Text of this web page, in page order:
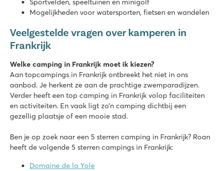
Sportvelden, speeltuinen en minigolf
Mogelijkheden voor watersporten, fietsen en wandelen
Veelgestelde vragen over kamperen in
Frankrijk
Welke camping in Frankrijk moet ik kiezen?
Aan topcampings in Frankrijk ontbreekt het niet in ons
aanbod. Je herkent ze aan de prachtige zwemparadijzen.
Verder heeft een top camping in Frankrijk volop faciliteiten
en activiteiten. En vaak ligt zo’n camping dichtbij een
gezellig plaatsje of een mooie stad.
Ben je op zoek naar een 5 sterren camping in Frankrijk? Roan
heeft de volgende 5 sterren campings in Frankrijk:
Domaine de la Yole